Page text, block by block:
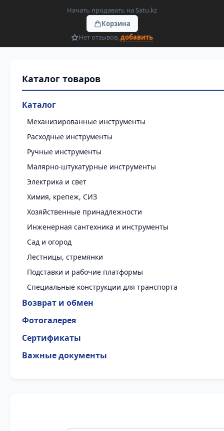
Начать продавать на Satu.kz
Корзина
Нет отзывов,добавить
Каталог
Механизированные инструменты
Расходные инструменты
Ручные инструменты
Малярно-штукатурные инструменты
Электрика и свет
Химия, крепеж, СИЗ
Хозяйственные принадлежности
Инженерная сантехника и инструменты
Сад и огород
Лестницы, стремянки
Подставки и рабочие платформы
Специальные конструкции для транспорта
Возврат и обмен
Фотогалерея
Сертификаты
Важные документы